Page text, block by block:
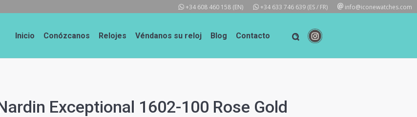
info@iconewatches.com
+34 633 746 639 (ES / FR)
+34 608 460 158 (EN)
Inicio Conózcanos Relojes Véndanos su reloj Blog Contacto
Exceptional 1602-100 Rose Gold